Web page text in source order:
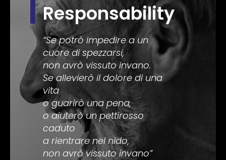
Responsability
“Se potrò impedire a un
cuore di spezzarsi,
non avrò vissuto invano.
Se allevierò il dolore di una
vita
o guarirò una pena,
o aiuterò un pettirosso
caduto
a rientrare nel nido,
non avrò vissuto invano”